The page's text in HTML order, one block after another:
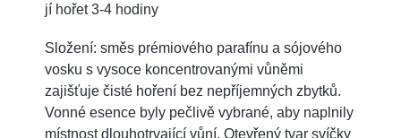
jí hořet 3-4 hodiny
Složení: směs prémiového parafínu a sójového
vosku s vysoce koncentrovanými vůněmi
zajišťuje čisté hoření bez nepříjemných zbytků.
Vonné esence byly pečlivě vybrané, aby naplnily
místnost dlouhotrvající vůní. Otevřený tvar svíčky